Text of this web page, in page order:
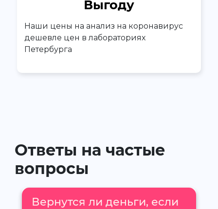
Выгоду
Наши цены на анализ на коронавирус
дешевле цен в лабораториях
Петербурга
Ответы на частые
вопросы
Вернутся ли деньги, если